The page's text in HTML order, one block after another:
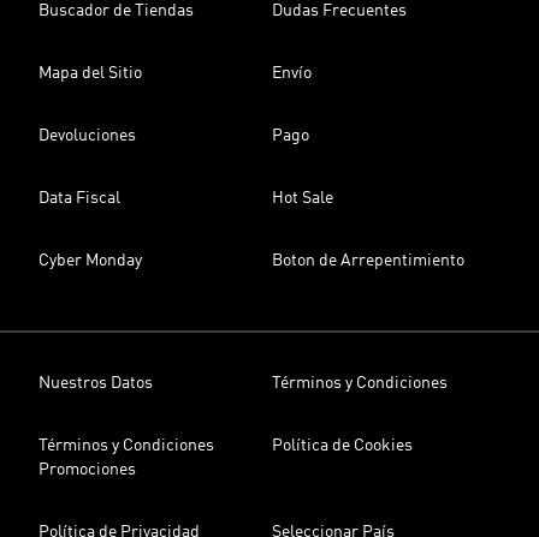
Buscador de Tiendas Dudas Frecuentes
Mapa del Sitio Envío
Devoluciones Pago
Data Fiscal Hot Sale
Cyber Monday Boton de Arrepentimiento
Nuestros Datos Términos y Condiciones
Términos y Condiciones
Promociones
Política de Cookies
Política de Privacidad Seleccionar País